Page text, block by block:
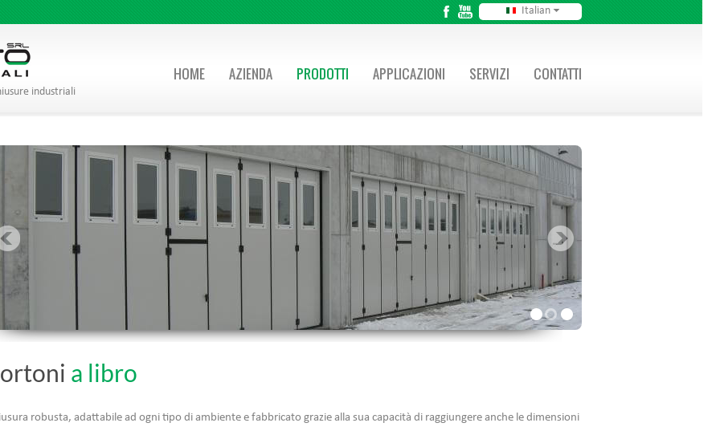
Italian
industriali
HOME AZIENDA PRODOTTI APPLICAZIONI SERVIZI CONTATTI
1 2
a libro
robusta, adattabile ad ogni tipo di ambiente e fabbricato grazie alla sua capacità di raggiungere anche le dimensioni